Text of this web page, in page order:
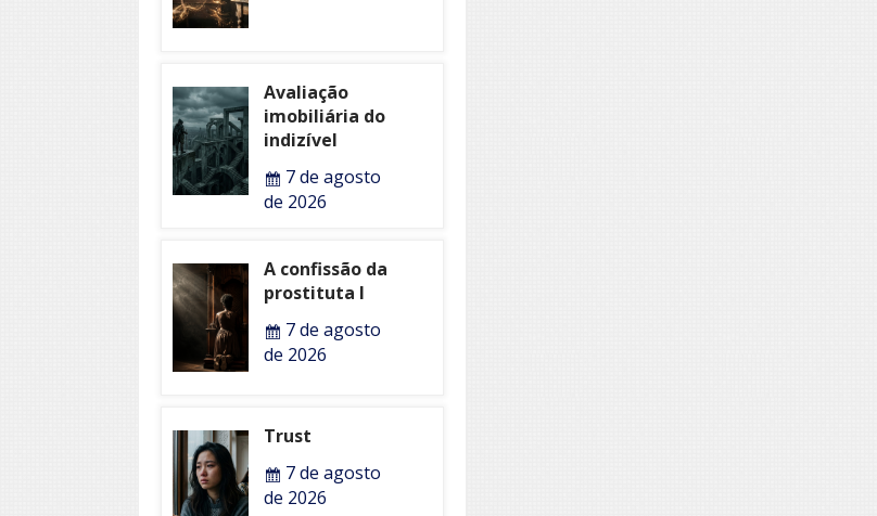
Avaliação
imobiliária do
indizível
7 de agosto
de 2026
A confissão da
prostituta I
7 de agosto
de 2026
Trust
7 de agosto
de 2026